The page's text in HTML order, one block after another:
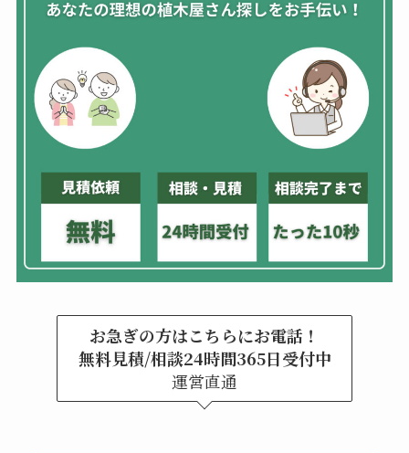
お急ぎの方はこちらにお電話！
無料見積/相談24時間365日受付中
運営直通